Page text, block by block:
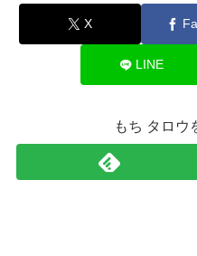
X
LINE
もち タロウ